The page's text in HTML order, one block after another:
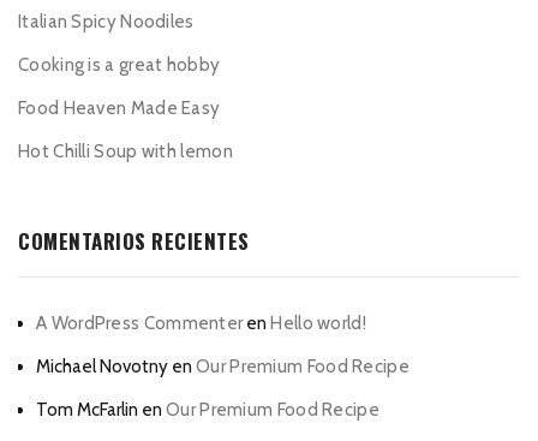
Italian Spicy Noodiles
Cooking is a great hobby
Food Heaven Made Easy
Hot Chilli Soup with lemon
COMENTARIOS RECIENTES
A WordPress CommenterenHello world!
Michael Novotny en Our Premium Food Recipe
Tom McFarlin en Our Premium Food Recipe